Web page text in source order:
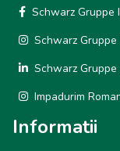
Schwarz Gruppe
Schwarz Gruppe
Schwarz Gruppe
Impadurim
Informatii